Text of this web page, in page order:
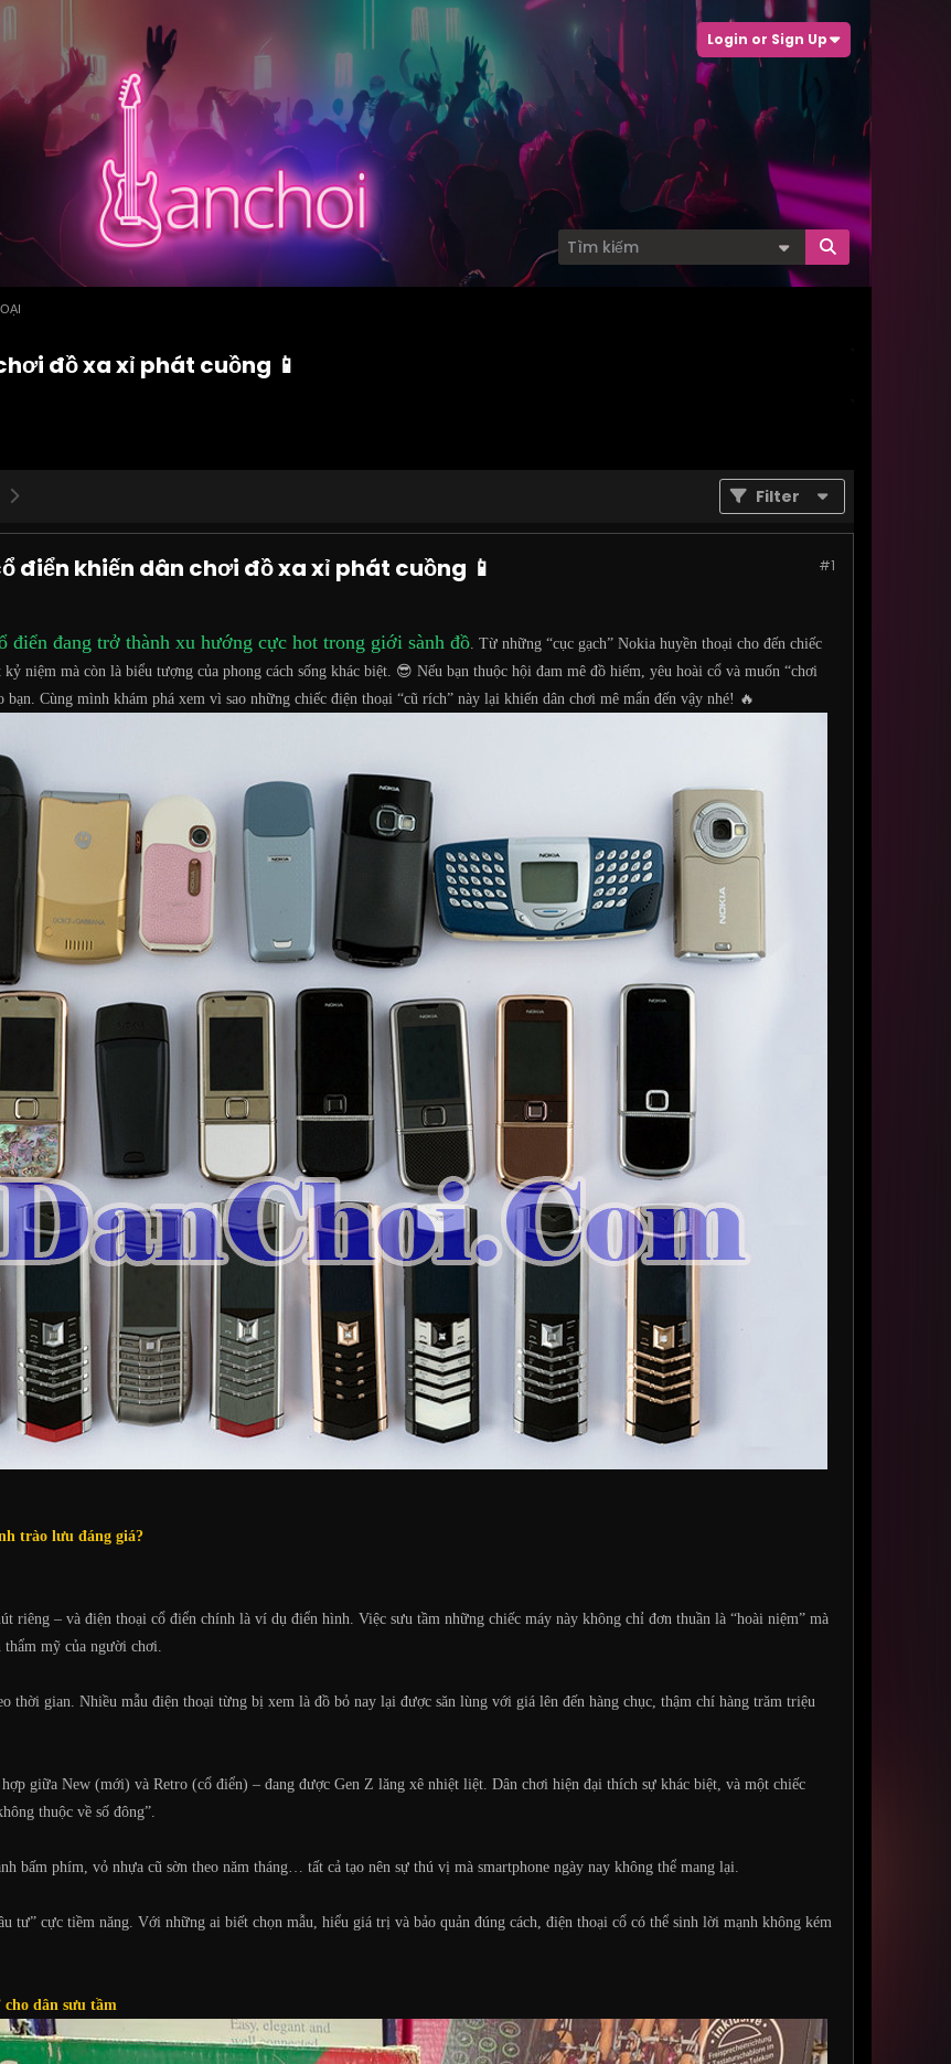
Login or Sign Up
đồ xa xỉ phát cuồng 📱
Filter
#1
điển khiến dân chơi đồ xa xỉ phát cuồng 📱
điển đang trở thành xu hướng cực hot trong giới sành đồ. Từ những “cục gạch” Nokia huyền thoại cho đến chiếc
niệm mà còn là biểu tượng của phong cách sống khác biệt. 😎 Nếu bạn thuộc hội đam mê đồ hiếm, yêu hoài cổ và muốn “chơi
Cùng mình khám phá xem vì sao những chiếc điện thoại “cũ rích” này lại khiến dân chơi mê mẩn đến vậy nhé! 🔥
trào lưu đáng giá?
riêng – và điện thoại cổ điển chính là ví dụ điển hình. Việc sưu tầm những chiếc máy này không chỉ đơn thuần là “hoài niệm” mà
thẩm mỹ của người chơi.
thời gian. Nhiều mẫu điện thoại từng bị xem là đồ bỏ nay lại được săn lùng với giá lên đến hàng chục, thậm chí hàng trăm triệu
giữa New (mới) và Retro (cổ điển) – đang được Gen Z lăng xê nhiệt liệt. Dân chơi hiện đại thích sự khác biệt, và một chiếc
thuộc về số đông”.
bấm phím, vỏ nhựa cũ sờn theo năm tháng… tất cả tạo nên sự thú vị mà smartphone ngày nay không thể mang lại.
tư” cực tiềm năng. Với những ai biết chọn mẫu, hiểu giá trị và bảo quản đúng cách, điện thoại cổ có thể sinh lời mạnh không kém
dân sưu tầm